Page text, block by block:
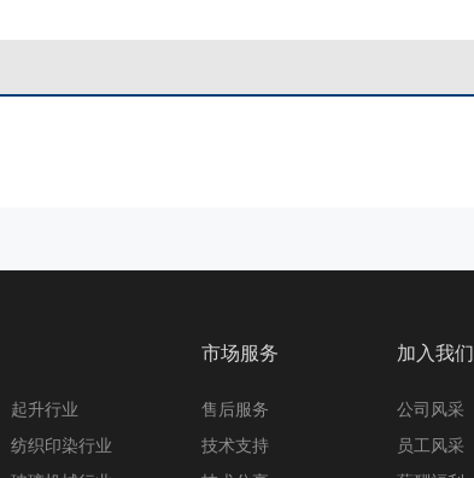
起升行业
纺织印染行业
市场服务
售后服务
技术支持
加入我们
公司风采
员工风采